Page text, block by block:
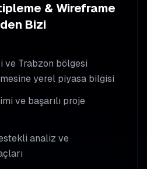
& Wireframe
Bizi
ve Trabzon bölgesi
yerel piyasa bilgisi
ve başarılı proje
analiz ve